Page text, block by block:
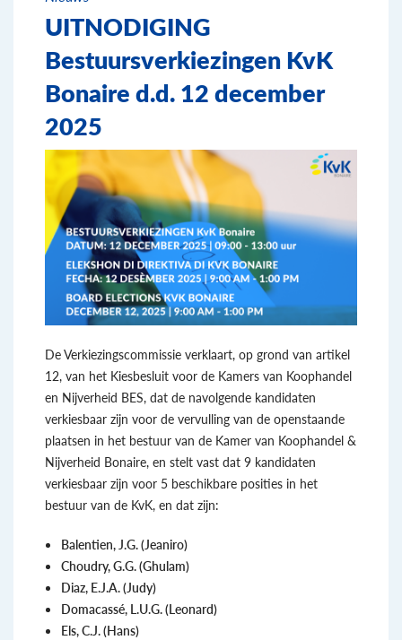
UITNODIGING
Bestuursverkiezingen KvK
Bonaire d.d. 12 december
2025
De Verkiezingscommissie verklaart, op grond van artikel
12, van het Kiesbesluit voor de Kamers van Koophandel
en Nijverheid BES, dat de navolgende kandidaten
verkiesbaar zijn voor de vervulling van de openstaande
plaatsen in het bestuur van de Kamer van Koophandel &
Nijverheid Bonaire, en stelt vast dat 9 kandidaten
verkiesbaar zijn voor 5 beschikbare posities in het
bestuur van de KvK, en dat zijn:
Balentien, J.G. (Jeaniro)
Choudry, G.G. (Ghulam)
Diaz, E.J.A. (Judy)
Domacassé, L.U.G. (Leonard)
Els, C.J. (Hans)